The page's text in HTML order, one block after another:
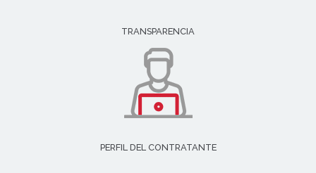
TRANSPARENCIA
PERFIL DEL CONTRATANTE